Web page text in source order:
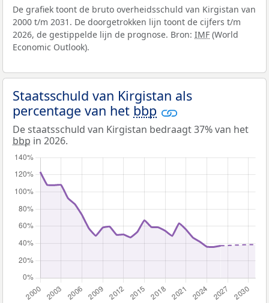
De grafiek toont de bruto overheidsschuld van Kirgistan van
2000 t/m 2031. De doorgetrokken lijn toont de cijfers t/m
2026, de gestippelde lijn de prognose. Bron: IMF (World
Economic Outlook).
Staatsschuld van Kirgistan als
percentage van het bbp
De staatsschuld van Kirgistan bedraagt 37% van het
bbp in 2026.